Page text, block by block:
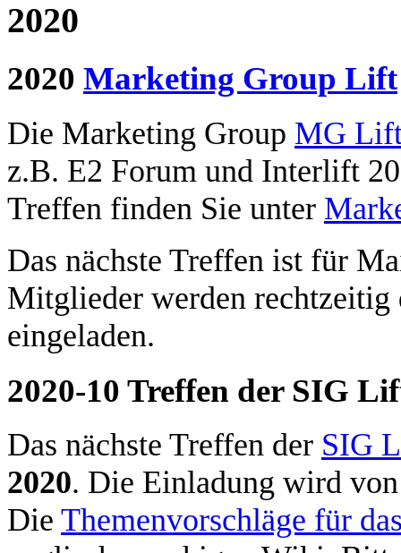
2020
2020 Marketing Group Lift
Die Marketing Group MG
z.B. E2 Forum und Interlift
Treffen finden Sie unter
Das nächste Treffen ist für
Mitglieder werden rechtzeitig
eingeladen.
2020-10 Treffen der SIG
Das nächste Treffen der SIG
2020. Die Einladung wird
Die Themenvorschläge für